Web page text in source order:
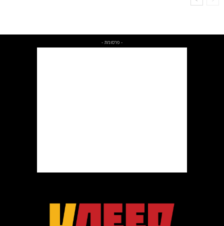
- פרסומת -